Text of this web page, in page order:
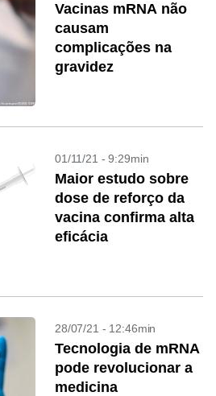
Vacinas mRNA não
causam
complicações na
gravidez
01/11/21 - 9:29min
Maior estudo sobre
dose de reforço da
vacina confirma alta
eficácia
28/07/21 - 12:46min
Tecnologia de mRNA
pode revolucionar a
medicina